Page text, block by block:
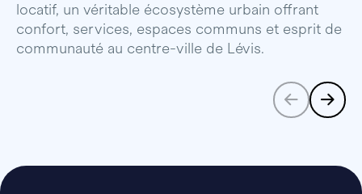
locatif, un véritable écosystème urbain offrant
confort, services, espaces communs et esprit de
communauté au centre-ville de Lévis.